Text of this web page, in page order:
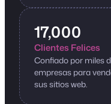
17,000
Clientes Felices
Confiado por miles
empresas para
sus sitios web.